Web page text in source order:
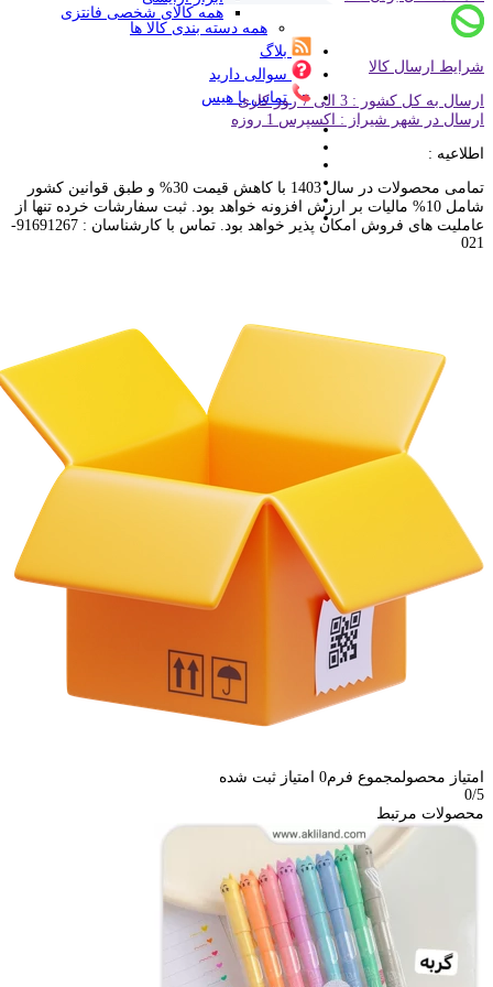
همه کالای شخصی فانتزی
همه دسته بندی کالا ها
بلاگ
سوالی دارید
تماس با هیس
شرایط ارسال کالا
ارسال به کل کشور : 3 الی 7 روز کاری
ارسال در شهر شیراز : اکسپرس 1 روزه
اطلاعیه :
تمامی محصولات در سال 1403 با کاهش قیمت 30% و طبق قوانین کشور
شامل 10% مالیات بر ارزش افزونه خواهد بود. ثبت سفارشات خرده تنها از
عاملیت های فروش امکان پذیر خواهد بود. تماس با کارشناسان : 91691267-
021
امتیاز محصولمجموع فرم0 امتیاز ثبت شده
0/5
محصولات مرتبط